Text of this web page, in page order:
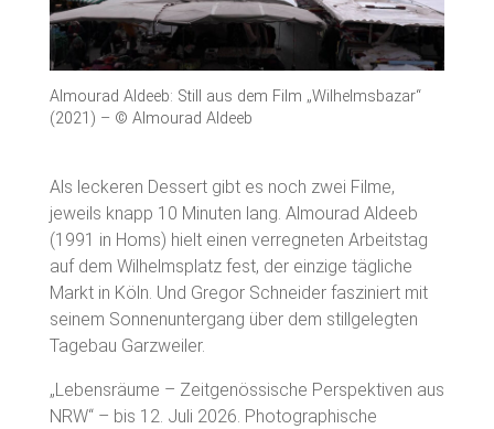
Almourad Aldeeb: Still aus dem Film „Wilhelmsbazar“
(2021) – © Almourad Aldeeb
Als leckeren Dessert gibt es noch zwei Filme,
jeweils knapp 10 Minuten lang. Almourad Aldeeb
(1991 in Homs) hielt einen verregneten Arbeitstag
auf dem Wilhelmsplatz fest, der einzige tägliche
Markt in Köln. Und Gregor Schneider fasziniert mit
seinem Sonnenuntergang über dem stillgelegten
Tagebau Garzweiler.
„Lebensräume – Zeitgenössische Perspektiven aus
NRW“ – bis 12. Juli 2026. Photographische